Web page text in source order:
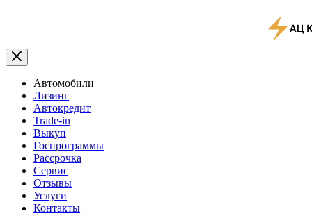
Автомобили
Лизинг
Автокредит
Trade-in
Выкуп
Госпрограммы
Рассрочка
Сервис
Отзывы
Услуги
Контакты